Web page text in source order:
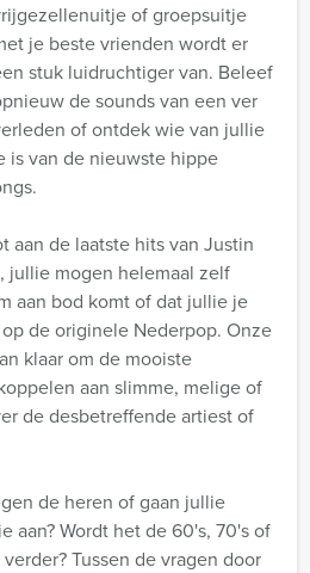
of groepsuitje
je beste vrienden wordt er
stuk luidruchtiger van. Beleef
de sounds van een ver
of ontdek wie van jullie
is van de nieuwste hippe
aan de laatste hits van Justin
jullie mogen helemaal zelf
aan bod komt of dat jullie je
de originele Nederpop. Onze
klaar om de mooiste
aan slimme, melige of
de desbetreffende artiest of
de heren of gaan jullie
aan? Wordt het de 60's, 70's of
Tussen de vragen door